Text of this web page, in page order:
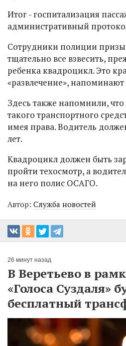
Итог - госпитализация
административный
Сотрудники полиции
тщательно все взвесить,
ребенка квадроцикл. Это
«развлечение»,
Здесь также напомнили, что
такого транспортного
имея права. Водитель
лет.
Квадроцикл должен быть
пройти техосмотр, а
на него полис ОСАГО.
Автор: Служба новостей
26 минут назад
В Веретьево в
«Голоса Суздаля»
бесплатный